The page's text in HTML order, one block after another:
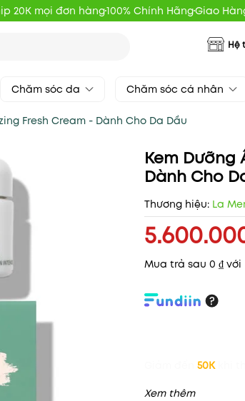
20K mọi đơn hàng100% Chính HãngGiao
Hệ
Chăm sóc da Chăm sóc cá nhân
Fresh Cream - Dành Cho Da Dầu
Kem Dưỡng
Dành Cho
Thương hiệu: La
Mua trả sau 0 ₫ với
50K
Xem thêm